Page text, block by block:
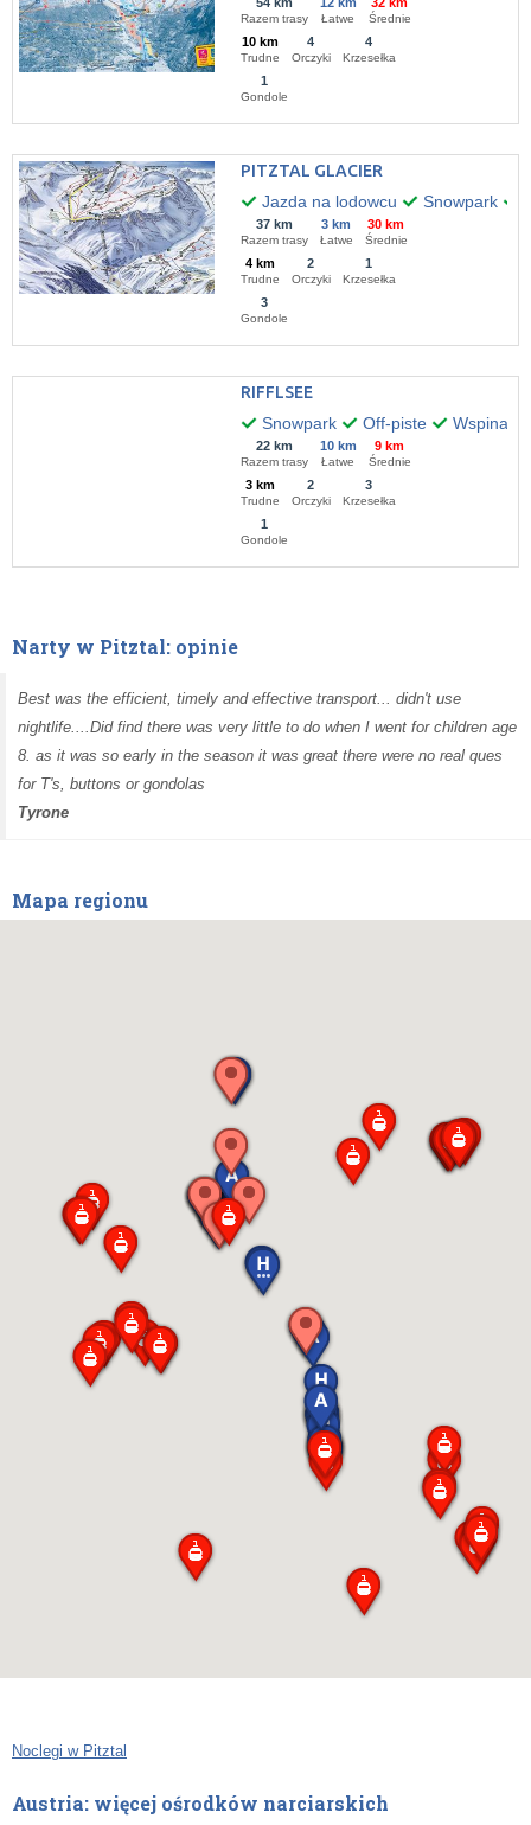
Razem trasy Łatwe Średnie
10 km
Trudne
4
Orczyki
4
Krzesełka
1
Gondole
PITZTAL GLACIER
Jazda na lodowcu
Snowpark
37 km
Razem trasy
3 km
Łatwe
30 km
Średnie
4 km
Trudne
2
Orczyki
1
Krzesełka
3
Gondole
RIFFLSEE
Snowpark
Off-piste
22 km
Razem trasy
10 km
Łatwe
9 km
Średnie
3 km
Trudne
2
Orczyki
3
Krzesełka
1
Gondole
Narty w Pitztal: opinie
Best was the efficient, timely and effective transport... didn't use
nightlife....Did find there was very little to do when I went for children age
8. as it was so early in the season it was great there were no real ques
for T's, buttons or gondolas
Tyrone
Mapa regionu
Noclegi w Pitztal
Austria: więcej ośrodków narciarskich